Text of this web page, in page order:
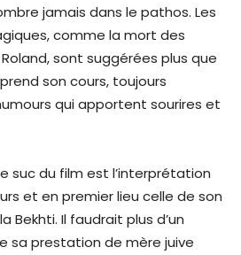
jamais dans le pathos. Les
comme la mort des
sont suggérées plus que
son cours, toujours
qui apportent sourires et
suc du film est l’interprétation
et en premier lieu celle de son
Bekhti. Il faudrait plus d’un
sa prestation de mère juive